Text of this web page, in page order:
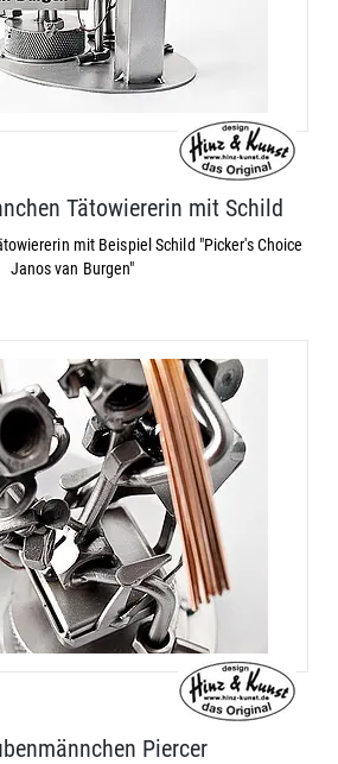
Tätowiererin mit Schild
mit Beispiel Schild "Picker's Choice
Janos van Burgen"
Piercer